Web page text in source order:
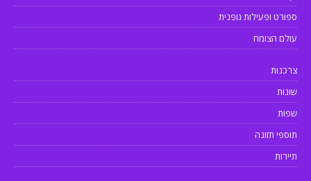
ספורט ופעילות גופנית
עולם הצומח
צרכנות
שונות
שפות
תוספי תזונה
תיירות